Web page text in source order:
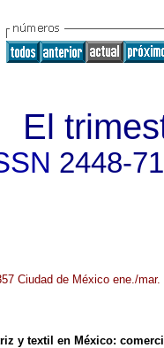
El
2448-
Ciudad de México ene./mar.
y textil en México: